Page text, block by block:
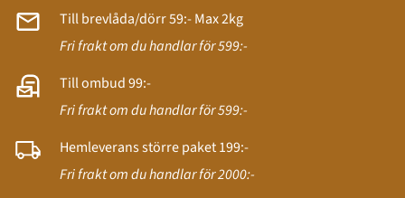
Till brevlåda/dörr 59:- Max 2kg
Fri frakt om du handlar för 599:-
Till ombud 99:-
Fri frakt om du handlar för 599:-
Hemleverans större paket 199:-
Fri frakt om du handlar för 2000:-